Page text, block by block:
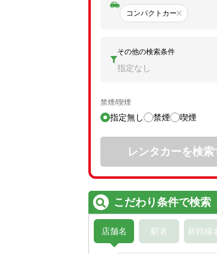
コンパクトカー
その他の検索条件
指定なし
禁煙/喫煙
指定無し 禁煙 喫煙
レンタカーを検索
こだわり条件で検索
店舗名 駅名 新幹線